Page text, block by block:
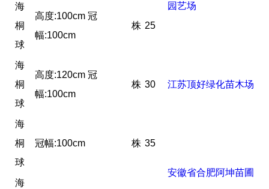
园艺场
海
桐
球
高度:100cm 冠
幅:100cm
株 25
海
桐
球
高度:120cm 冠
幅:100cm
株 30 江苏顶好绿化苗木场
海
桐
球
冠幅:100cm 株 35
安徽省合肥阿坤苗圃
海